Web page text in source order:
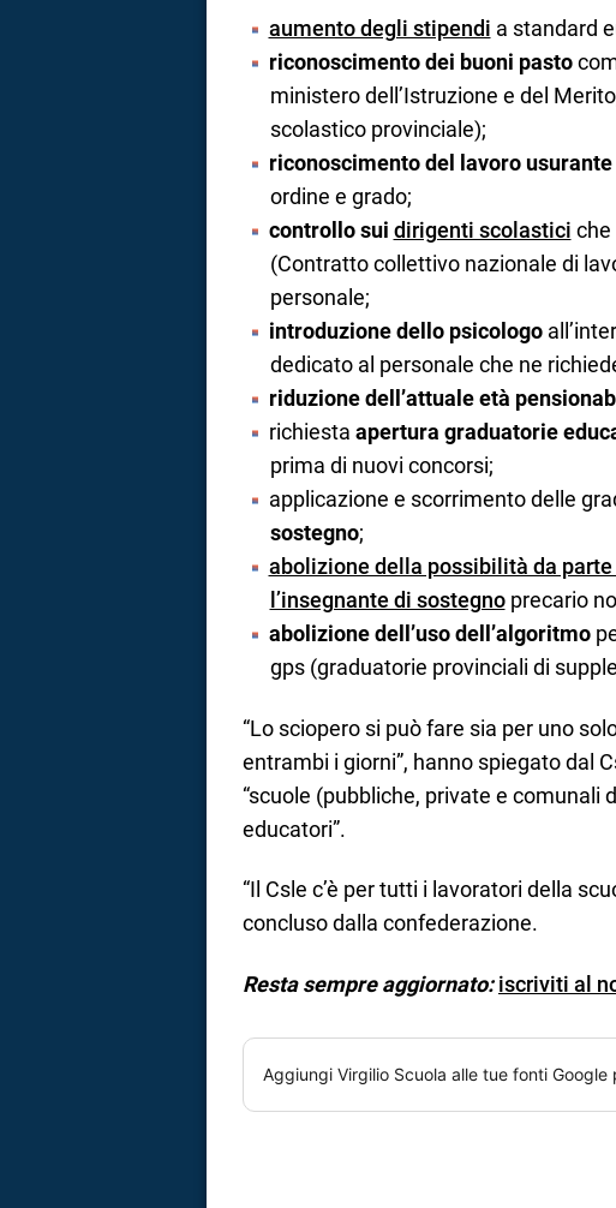
aumento degli stipendi a standard
riconoscimento dei buoni pasto
ministero dell’Istruzione e del
scolastico provinciale);
riconoscimento del lavoro usurante
ordine e grado;
controllo sui dirigenti scolastici che
(Contratto collettivo nazionale di
personale;
introduzione dello psicologo
dedicato al personale che ne
riduzione dell’attuale età
richiesta apertura graduatorie
prima di nuovi concorsi;
applicazione e scorrimento delle
sostegno;
abolizione della possibilità da
l’insegnante di sostegnoprecario
abolizione dell’uso dell’algoritmo
gps (graduatorie provinciali di
“Lo sciopero si può fare sia per uno
entrambi i giorni”, hanno spiegato dal
“scuole (pubbliche, private e comunali
educatori”.
“Il Csle c’è per tutti i lavoratori della
concluso dalla confederazione.
Resta sempre aggiornato: iscriviti al
Aggiungi Virgilio Scuola alle tue fonti Google